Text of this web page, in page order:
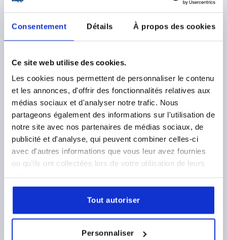
Consentement Détails À propos des cookies
Ce site web utilise des cookies.
Les cookies nous permettent de personnaliser le contenu
et les annonces, d'offrir des fonctionnalités relatives aux
médias sociaux et d'analyser notre trafic. Nous
partageons également des informations sur l'utilisation de
notre site avec nos partenaires de médias sociaux, de
publicité et d'analyse, qui peuvent combiner celles-ci
avec d'autres informations que vous leur avez fournies
ou qu'ils ont collectées lors de votre utilisation de leurs
Tout autoriser
Personnaliser
CHARNIÈRE DÉGONDABLE, DROITE 74,5X48,
THERMOPLASTIQUE NOIR, COMP:ACIER INOX., A1=15,
A2=27,5, A3=26, A4=48,5
ENTRAXE DES ALÉSAGES À GAUC=15
ENTRAXE DES ALÉSAGES DROITE=27,5
LONGUEUR DE LAME GAUCHE=26
LONGUEUR DE LAME DROITE=48,5
LONGUEUR=74,5
LARGEUR=48
B2=28 D1=6,6 D2=6 D3=14
H=9
4,44 €